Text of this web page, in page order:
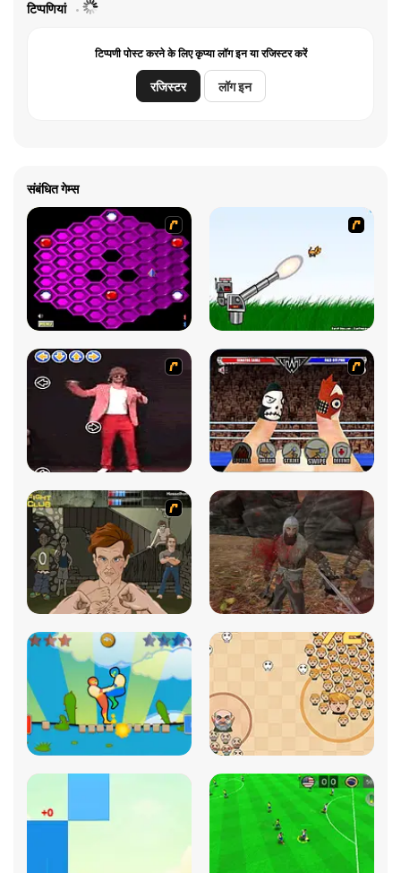
टिप्पणियां
टिप्पणी पोस्ट करने के लिए कृप्या लॉग इन या रजिस्टर करें
रजिस्टर लॉग इन
संबंधित गेम्स